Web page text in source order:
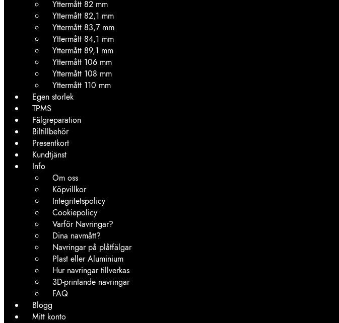
Yttermått 82 mm
Yttermått 82,1 mm
Yttermått 83,7 mm
Yttermått 84,1 mm
Yttermått 89,1 mm
Yttermått 106 mm
Yttermått 108 mm
Yttermått 110 mm
Egen storlek
TPMS
Fälgreparation
Biltillbehör
Presentkort
Kundtjänst
Info
Om oss
Köpvillkor
Integritetspolicy
Cookiepolicy
Varför Navringar?
Dina navmått?
Navringar på plåtfälgar
Plast eller Aluminium
Hur navringar tillverkas
3D-printande navringar
FAQ
Blogg
Mitt konto